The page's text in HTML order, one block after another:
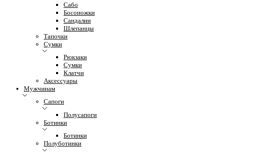
Сабо
Босоножки
Сандалии
Шлепанцы
Тапочки
Сумки
Рюкзаки
Сумки
Клатчи
Аксессуары
Мужчинам
Сапоги
Полусапоги
Ботинки
Ботинки
Полуботинки